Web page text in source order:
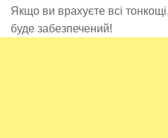
Якщо ви врахуєте всі
буде забезпечений!